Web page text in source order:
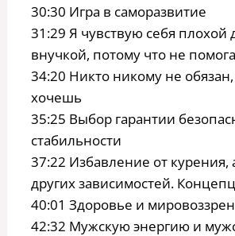
30:30 Игра в саморазвитие
31:29 Я чувствую себя плохой
внучкой, потому что не
34:20 Никто никому не
хочешь
35:25 Выбор гарантии
стабильности
37:22 Избавление от курения,
других зависимостей.
40:01 Здоровье и
42:32 Мужскую энергию и